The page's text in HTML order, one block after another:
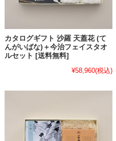
カタログギフト 沙羅 天蓋花 (て
んがいばな)＋今治フェイスタオ
ルセット [送料無料]
¥58,960(税込)